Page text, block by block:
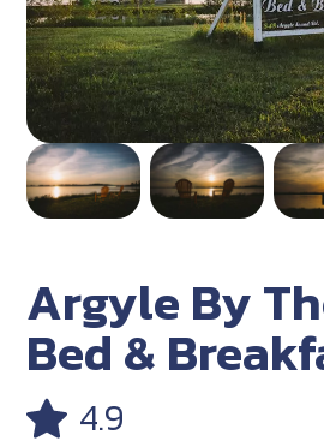
Argyle By
Bed &
4.9